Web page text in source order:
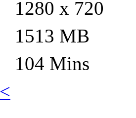
x 720
1513 MB
Mins